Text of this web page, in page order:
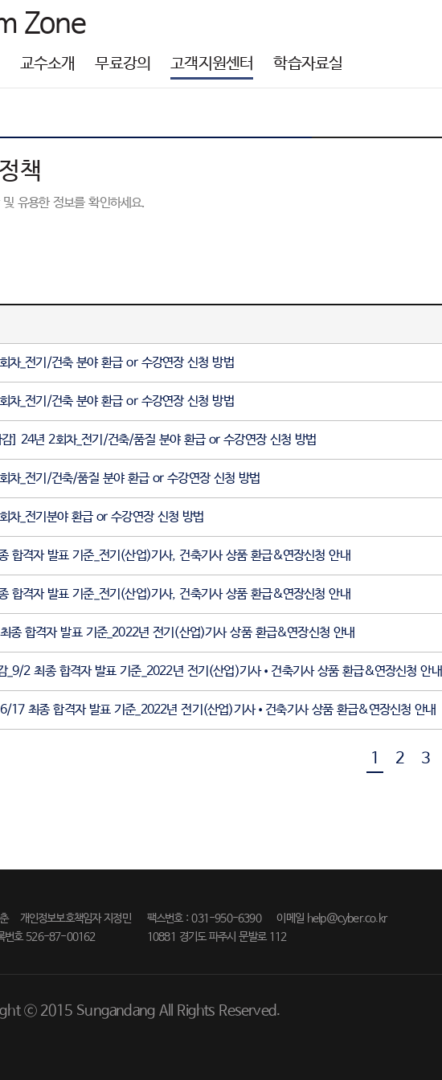
Zone
교수소개 무료강의 고객지원센터 학습자료실
책
유용한 정보를 확인하세요.
차_전기/건축 분야 환급 or 수강연장 신청 방법
차_전기/건축 분야 환급 or 수강연장 신청 방법
감] 24년 2회차_전기/건축/품질 분야 환급 or 수강연장 신청 방법
차_전기/건축/품질 분야 환급 or 수강연장 신청 방법
차_전기분야 환급 or 수강연장 신청 방법
합격자 발표 기준_전기(산업)기사, 건축기사 상품 환급&연장신청 안내
합격자 발표 기준_전기(산업)기사, 건축기사 상품 환급&연장신청 안내
종 합격자 발표 기준_2022년 전기(산업)기사 상품 환급&연장신청 안내
_9/2 최종 합격자 발표 기준_2022년 전기(산업)기사•건축기사 상품 환급&연장신청 안내
17 최종 합격자 발표 기준_2022년 전기(산업)기사•건축기사 상품 환급&연장신청 안내
1 2 3
개인정보보호책임자 지정민
번호 526-87-00162
팩스번호 : 031-950-6390
이메일 help@cyber.co.kr
10881 경기도 파주시 문발로 112
ⓒ 2015 Sungandang All Rights Reserved.